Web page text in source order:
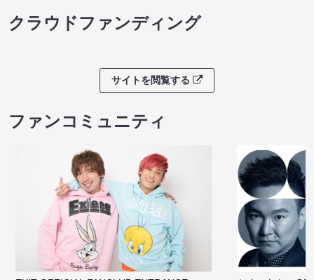
クラウドファンディング
サイトを閲覧する
ファンコミュニティ